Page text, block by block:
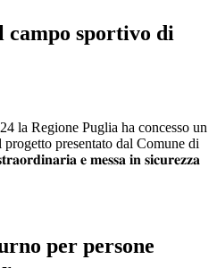
campo sportivo di
la Regione Puglia ha concesso un
presentato dal Comune di
𝐞 𝐦𝐞𝐬𝐬𝐚 𝐢𝐧 𝐬𝐢𝐜𝐮𝐫𝐞𝐳𝐳𝐚
per persone